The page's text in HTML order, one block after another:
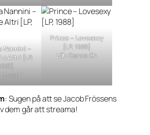
Nannini –
e Altri [LP,
I Maschi
Prince –Lovesexy
[LP, 1988]
Låt:Dance On
: Sugen på att se Jacob Frössens
dem går att streama!